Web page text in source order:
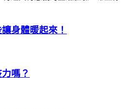
身體暖起來！
嗎？